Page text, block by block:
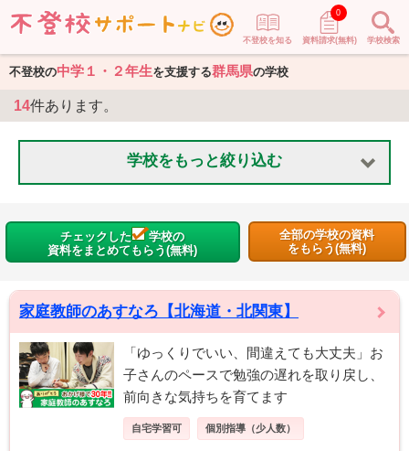
不登校を知る 資料請求(無料)
0
学校検索
不登校の中学１・２年生を支援する群馬県の学校
14件あります。
学校をもっと絞り込む
チェックした
学校の
資料をまとめてもらう(無料)
全部の学校の資料
をもらう(無料)
家庭教師のあすなろ【北海道・北関東】
「ゆっくりでいい、間違えても大丈夫」お
子さんのペースで勉強の遅れを取り戻し、
前向きな気持ちを育てます
自宅学習可 個別指導（少人数）